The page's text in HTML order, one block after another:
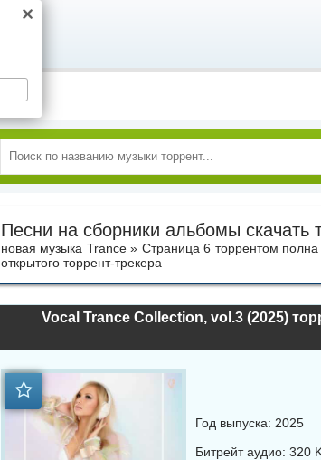
Песни на сборники альбомы скачать
новая музыка Trance » Страница 6 торрентом
открытого торрент-трекера
Vocal Trance Collection, vol.3 (2025)
Год выпуска: 2025
Битрейт аудио: 320